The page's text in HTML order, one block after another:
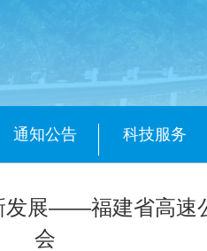
通知公告 科技服务
发展——福建省高速
会